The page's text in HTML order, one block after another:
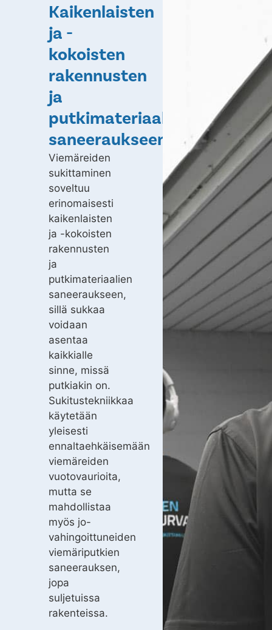
Kaikenlaisten
ja -
kokoisten
rakennusten
ja
putkimateriaalien
saneeraukseen
Viemäreiden
sukittaminen
soveltuu
erinomaisesti
kaikenlaisten
ja -kokoisten
rakennusten
ja
putkimateriaalien
saneeraukseen,
sillä sukkaa
voidaan
asentaa
kaikkialle
sinne, missä
putkiakin on.
Sukitustekniikkaa
käytetään
yleisesti
ennaltaehkäisemään
viemäreiden
vuotovaurioita,
mutta se
mahdollistaa
myös jo-
vahingoittuneiden
viemäriputkien
saneerauksen,
jopa
suljetuissa
rakenteissa.